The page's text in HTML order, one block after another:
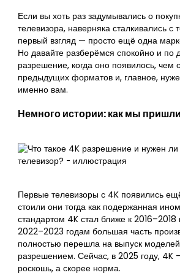
Если вы хоть раз задумывались о
телевизора, наверняка сталкивались
первый взгляд — просто ещё одна
Но давайте разберёмся спокойно и по
разрешение, когда оно появилось, чем
предыдущих форматов и, главное,
именно вам.
Немного истории: как мы
Первые телевизоры с 4K появились
стоили они тогда как подержанная
стандартом 4K стал ближе к 2016–2018
2022–2023 годам большая часть
полностью перешла на выпуск
разрешением. Сейчас, в 2025 году, 4K
роскошь, а скорее норма.